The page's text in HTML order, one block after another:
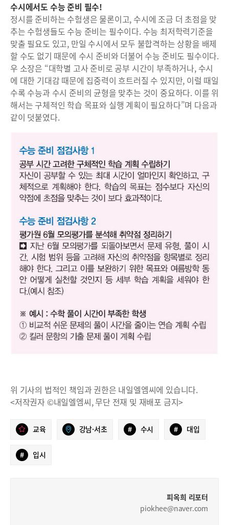
수시에서도 수능 준비 필수!
정시를 준비하는 수험생은 물론이고, 수시에 조금 더 초점을 맞
추는 수험생들도 수능 준비는 필수이다. 수능 최저학력기준을
맞출 필요도 있고, 만일 수시에서 모두 불합격하는 상황을 배제
할 수도 없기 때문에 수시 준비와 더불어 수능 준비도 필수이다.
우 소장은 “대학별 고사 준비로 공부 시간이 부족하거나, 수시
에 대한 기대감 때문에 집중력이 흐트러질 수 있지만, 이럴 때일
수록 수능과 수시 준비의 균형을 맞추는 것이 중요하다. 이를 위
해서는 구체적인 학습 목표와 실행 계획이 필요하다”며 다음과
같이 덧붙였다.
위 기사의 법적인 책임과 권한은 내일엘엠씨에 있습니다.
<저작권자 ©내일엘엠씨, 무단 전재 및 재배포 금지>
교육 강남·서초 # 수시 # 대입
# 입시
피옥희 리포터
piokhee@naver.com